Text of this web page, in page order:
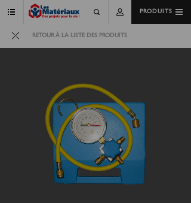
PRODUITS
RETOUR À LA LISTE DES PRODUITS